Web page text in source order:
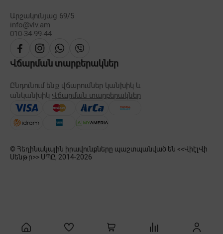
Արշակունյաց 69/5
info@vlv.am
010-34-99-44
Վճարման տարբերակներ
Ընդունում ենք վճարումներ կանխիկ և
անկանխիկ Վճարման տարբերակներ
© Հեղինակային իրավունքները պաշտպանված են <<ՎիէլՎի
Սենթր>> ՍՊԸ, 2014-2026